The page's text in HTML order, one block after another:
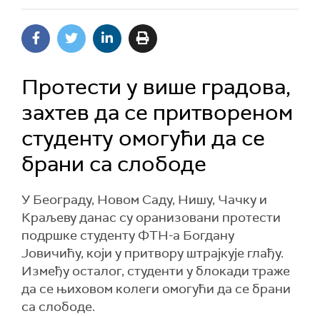
Протести у више градова,
захтев да се притвореном
студенту омогући да се
брани са слободе
У Београду, Новом Саду, Нишу, Чачку и
Краљеву данас су оранизовани протести
подршке студенту ФТН-а Богдану
Јовичићу, који у притвору штрајкује глађу.
Између осталог, студенти у блокади траже
да се њиховом колеги омогући да се брани
са слободе.